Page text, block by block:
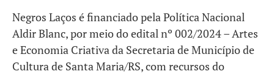
Negros Laços é financiado pela Política Nacional
Aldir Blanc, por meio do edital nº 002/2024 – Artes
e Economia Criativa da Secretaria de Município de
Cultura de Santa Maria/RS, com recursos do